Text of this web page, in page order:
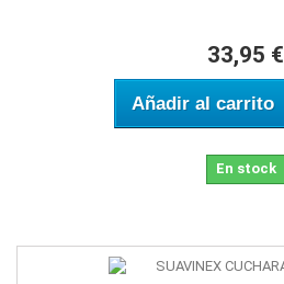
33,95 €
Añadir al carrito
En stock